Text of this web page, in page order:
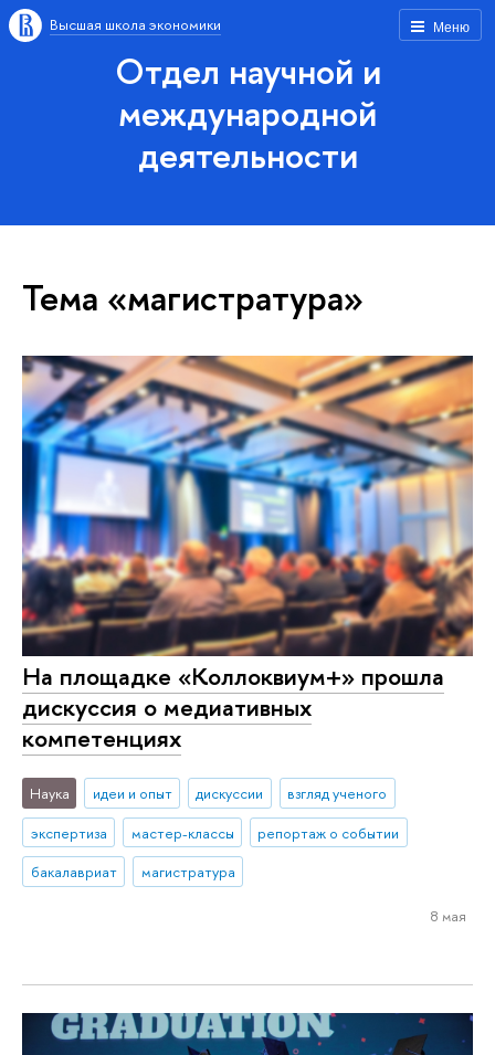
Меню
Высшая школа экономики
Отдел научной и
международной
деятельности
Тема «магистратура»
На площадке «Коллоквиум+» прошла
дискуссия о медиативных
компетенциях
Наука идеи и опыт дискуссии
взгляд ученого
экспертиза
мастер-классы
репортаж о событии
бакалавриат
магистратура
8 мая